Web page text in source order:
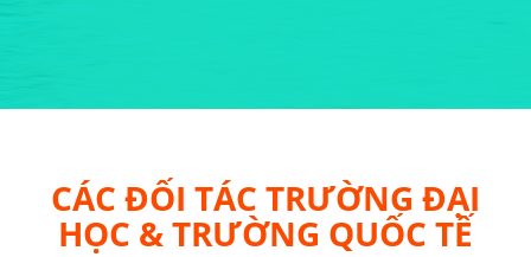
CÁC ĐỐI TÁC TRƯỜNG ĐẠI
HỌC & TRƯỜNG QUỐC TẾ